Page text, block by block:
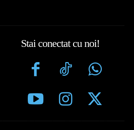
Stai conectat cu noi!